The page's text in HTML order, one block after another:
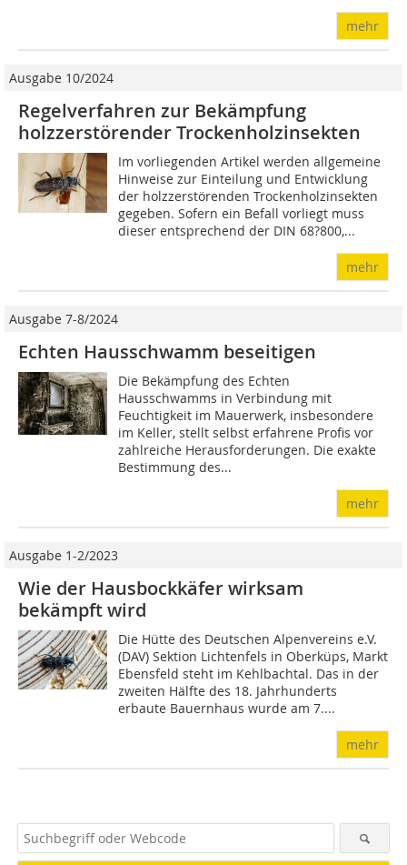
mehr
Ausgabe 10/2024
Regelverfahren zur Bekämpfung
holzzerstörender Trockenholzinsekten
Im vorliegenden Artikel werden allgemeine
Hinweise zur Einteilung und Entwicklung
der holzzerstörenden Trockenholzinsekten
gegeben. Sofern ein Befall vorliegt muss
dieser entsprechend der DIN 68?800,...
mehr
Ausgabe 7-8/2024
Echten Hausschwamm beseitigen
Die Bekämpfung des Echten
Hausschwamms in Verbindung mit
Feuchtigkeit im Mauerwerk, insbesondere
im Keller, stellt selbst erfahrene Profis vor
zahlreiche Herausforderungen. Die exakte
Bestimmung des...
mehr
Ausgabe 1-2/2023
Wie der Hausbockkäfer wirksam
bekämpft wird
Die Hütte des Deutschen Alpenvereins e.V.
(DAV) Sektion Lichtenfels in Oberküps, Markt
Ebensfeld steht im Kehlbachtal. Das in der
zweiten Hälfte des 18. Jahrhunderts
erbaute Bauernhaus wurde am 7....
mehr